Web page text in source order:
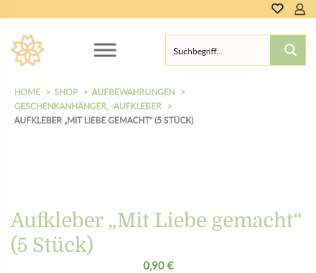
HOME SHOP
AUFBEWAHRUNGEN
GESCHENKANHÄNGER, -AUFKLEBER
AUFKLEBER „MIT LIEBE GEMACHT“ (5 STÜCK)
Aufkleber „Mit Liebe gemacht“
(5 Stück)
0,90 €